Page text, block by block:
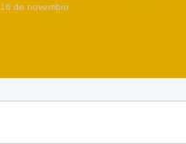
16 de novembro